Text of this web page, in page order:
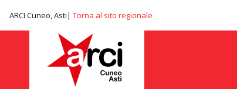
ARCI Cuneo, Asti| Torna al sito regionale